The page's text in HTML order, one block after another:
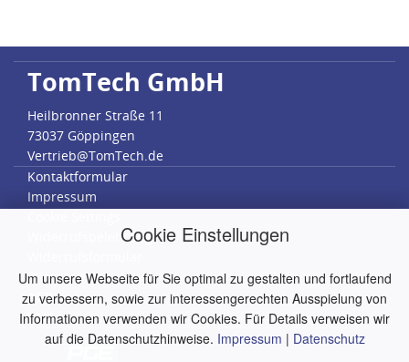
Cookie Einstellungen
Um unsere Webseite für Sie optimal zu gestalten und fortlaufend
zu verbessern, sowie zur interessengerechten Ausspielung von
Informationen verwenden wir Cookies. Für Details verweisen wir
auf die Datenschutzhinweise. Impressum | Datenschutz
TomTech GmbH
Heilbronner Straße 11
73037 Göppingen
Vertrieb@TomTech.de
Kontaktformular
Impressum
Widerrufsbelehrung
Datenschutz
AGB
RMA